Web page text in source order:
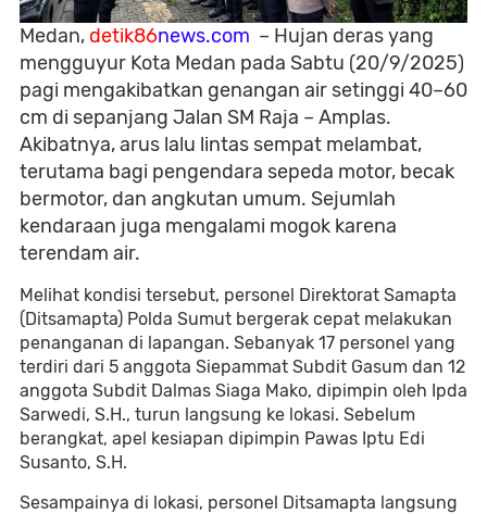
Medan, detik86news.com – Hujan deras yang
mengguyur Kota Medan pada Sabtu (20/9/2025)
pagi mengakibatkan genangan air setinggi 40–60
cm di sepanjang Jalan SM Raja – Amplas.
Akibatnya, arus lalu lintas sempat melambat,
terutama bagi pengendara sepeda motor, becak
bermotor, dan angkutan umum. Sejumlah
kendaraan juga mengalami mogok karena
terendam air.
Melihat kondisi tersebut, personel Direktorat Samapta
(Ditsamapta) Polda Sumut bergerak cepat melakukan
penanganan di lapangan. Sebanyak 17 personel yang
terdiri dari 5 anggota Siepammat Subdit Gasum dan 12
anggota Subdit Dalmas Siaga Mako, dipimpin oleh Ipda
Sarwedi, S.H., turun langsung ke lokasi. Sebelum
berangkat, apel kesiapan dipimpin Pawas Iptu Edi
Susanto, S.H.
Sesampainya di lokasi, personel Ditsamapta langsung